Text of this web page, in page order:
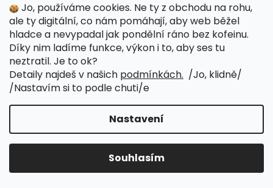
Jo, používáme cookies. Ne ty z obchodu na rohu,
ale ty digitální, co nám pomáhají, aby web běžel
hladce a nevypadal jak pondělní ráno bez kofeinu.
Díky nim ladíme funkce, výkon i to, aby ses tu
neztratil. Je to ok?
Detaily najdeš v našich podmínkách. /Jo, klidně/
/Nastavím si to podle chuti/e
Nastavení
Souhlasím
Hledat
Káva do kanclu
Kancly bez pořádný kávy? To je jak deadline bez
odkladu – nereálný. Naše Deskpresso je stabilní a